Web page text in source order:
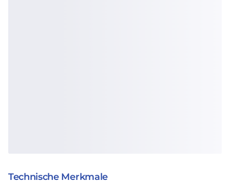
Technische Merkmale